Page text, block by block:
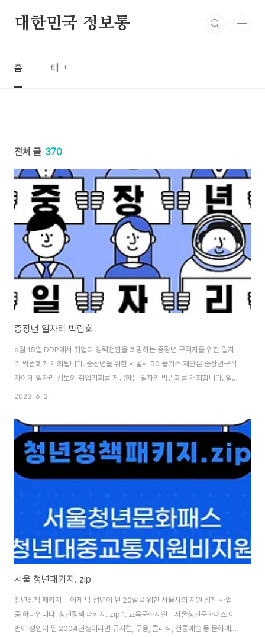
대한민국 정보통
홈 태그
전체 글 370
중장년 일자리 박람회
6월 15일 DDP에서 취업과 경력전환을 희망하는 중장년 구직자를 위한 일자
리 박람회가 개최됩니다. 중장년을 위한 서울시 50 플러스 재단은 중장년구직
자에게 일자리 정보와 취업기회를 제공하는 일자리 박람회를 개최합니다. 일시
: 2023.06.15(목) 10:00 ~ 17:00 장소 : 서울 동대문디자인플라자(DDP)
박람회 [홈페이지가 개설되었습니다! ] 안녕하세요, 중장년 구직자 여러분!
www.4050jobfair.com 문의전화 02-2186-9296 만 40세부터 64세까
지의 중장년 누구나 참여할 수 있습니다. 사전참여 및 행사당일 현장참여 모두
가능합니다.(일자리 박람회 누리집) 누리집을 통해서는 사전신청뿐 ..
2023. 6. 2.
서울 청년패키지. zip
청년정책 패키지는 이제 막 성년이 된 20살을 위한 서울시의 지원 정책 사업
중 하나입니다. 청년정책 패키지. zip 1. 교육문화지원 - 서울청년문화패스 이
번에 성인이 된 2004년생이라면 뮤지컬, 무용, 클래식, 전통예술 등 문화예술